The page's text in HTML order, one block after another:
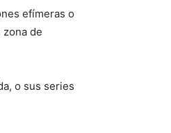
efímeras o
de
o sus series